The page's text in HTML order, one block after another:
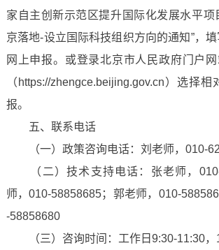
家自主创新示范区提升国际化发展水平项
京落地-设立国际科技组织方向的通知”，
网上申报。或登录北京市人民政府门户网
（https://zhengce.beijing.gov.cn）选择
报。
五、联系电话
（一）政策咨询电话：刘老师，010-
（二）技术支持电话：张老师，010-
师，010-58858685；郭老师，010-
-58858680
（三）咨询时间：工作日9:30-11:30，